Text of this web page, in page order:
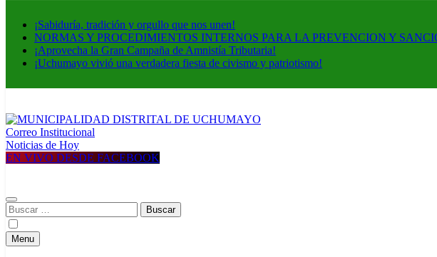
¡Sabiduría, tradición y orgullo que nos unen!
NORMAS Y PROCEDIMIENTOS INTERNOS PARA LA PREVENCION Y
¡Aprovecha la Gran Campaña de Amnistía Tributaria!
¡Uchumayo vivió una verdadera fiesta de civismo y patriotismo!
MUNICIPALIDAD DISTRITAL DE UCHUMAYO
Construyendo una nueva Historia
Correo Institucional
Noticias de Hoy
EN VIVO DESDE FACEBOOK
Buscar:
Menu